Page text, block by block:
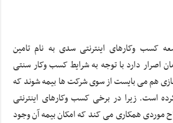
کسب وکارهای اینترنتی سدی به نام تامین
اصرار دارد با توجه به شرایط کسب وکار سنتی
هم می بایست از سوی شرکت ها بیمه شوند که
است. زیرا در برخی کسب وکارهای اینترنتی
موردی همکاری می کند که امکان بیمه آن وجود